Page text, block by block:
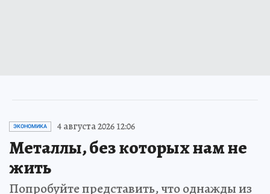
ЭКОНОМИКА 4 августа 2026 12:06
Металлы, без которых нам не
жить
Попробуйте представить, что однажды из